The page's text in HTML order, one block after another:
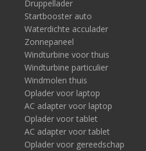
Druppellader
Startbooster auto
Waterdichte acculader
Zonnepaneel
Windturbine voor thuis
Windturbine particulier
Windmolen thuis
Oplader voor laptop
AC adapter voor laptop
Oplader voor tablet
AC adapter voor tablet
Oplader voor gereedschap